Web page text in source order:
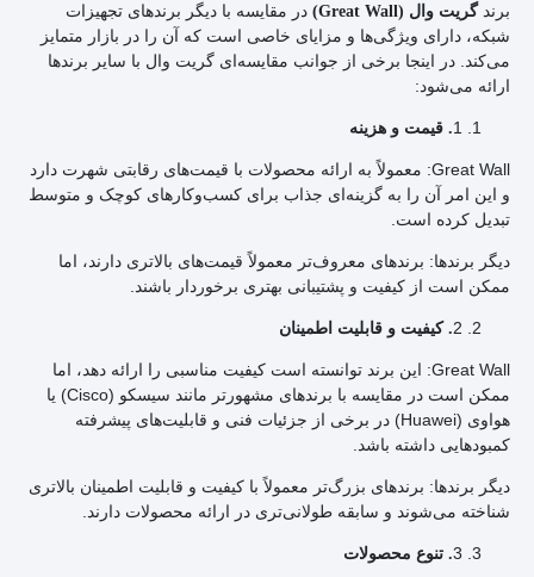
برندگریت وال (Great Wall)
در مقایسه با دیگر برندهای تجهیزات
شبکه، دارای ویژگی‌ها و مزایای خاصی است که آن را در بازار متمایز
می‌کند. در اینجا برخی از جوانب مقایسه‌ای گریت وال با سایر برندها
ارائه می‌شود:
1. قیمت و هزینه
Great Wall: معمولاً به ارائه محصولات با قیمت‌های رقابتی شهرت دارد
و این امر آن را به گزینه‌ای جذاب برای کسب‌وکارهای کوچک و متوسط
تبدیل کرده است.
دیگر برندها: برندهای معروف‌تر معمولاً قیمت‌های بالاتری دارند، اما
ممکن است از کیفیت و پشتیبانی بهتری برخوردار باشند.
2. کیفیت و قابلیت اطمینان
Great Wall: این برند توانسته است کیفیت مناسبی را ارائه دهد، اما
ممکن است در مقایسه با برندهای مشهورتر مانند سیسکو (Cisco) یا
هواوی (Huawei) در برخی از جزئیات فنی و قابلیت‌های پیشرفته
کمبودهایی داشته باشد.
دیگر برندها: برندهای بزرگ‌تر معمولاً با کیفیت و قابلیت اطمینان بالاتری
شناخته می‌شوند و سابقه طولانی‌تری در ارائه محصولات دارند.
3. تنوع محصولات